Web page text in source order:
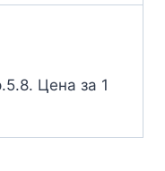
Цена за 1